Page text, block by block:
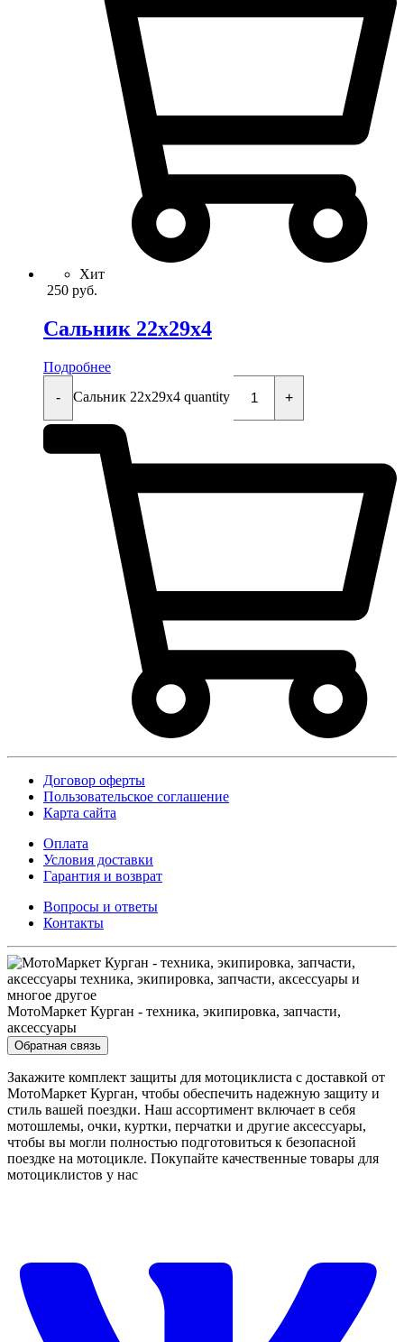
Хит
250 руб.
Сальник 22x29x4
Подробнее
-
Сальник 22x29x4 quantity +
Договор оферты
Пользовательское соглашение
Карта сайта
Оплата
Условия доставки
Гарантия и возврат
Вопросы и ответы
Контакты
МотоМаркет Курган - техника, экипировка, запчасти,
аксессуары
Обратная связь
Закажите комплект защиты для мотоциклиста с доставкой от
МотоМаркет Курган, чтобы обеспечить надежную защиту и
стиль вашей поездки. Наш ассортимент включает в себя
мотошлемы, очки, куртки, перчатки и другие аксессуары,
чтобы вы могли полностью подготовиться к безопасной
поездке на мотоцикле. Покупайте качественные товары для
мотоциклистов у нас